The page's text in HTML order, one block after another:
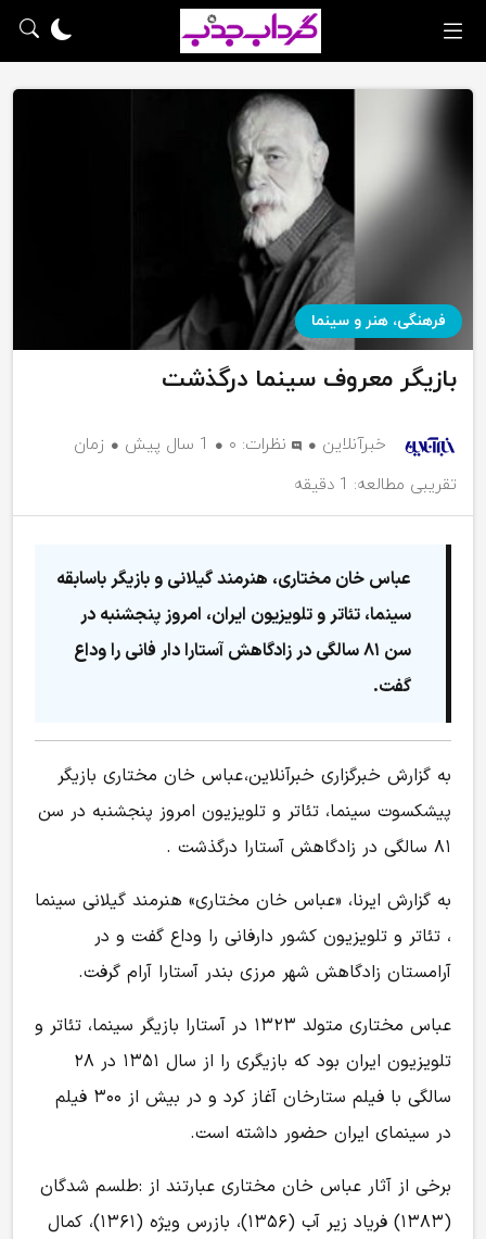
فرهنگی، هنر و سینما
بازیگر معروف سینما درگذشت
خبرآنلاین نظرات: ۰ 1 سال پیش
زمان
تقریبی مطالعه: 1 دقیقه
عباس خان مختاری، هنرمند گیلانی و بازیگر باسابقه
سینما، تئاتر و تلویزیون ایران، امروز پنجشنبه در
سن ۸۱ سالگی در زادگاهش آستارا دار فانی را وداع
گفت.
به گزارش خبرگزاری خبرآنلاین، عباس خان مختاری بازیگر
پیشکسوت سینما، تئاتر و تلویزیون امروز پنجشنبه در سن
۸۱ سالگی در زادگاهش آستارا درگذشت .
به گزارش ایرنا، «عباس خان مختاری» هنرمند گیلانی سینما
، تئاتر و تلویزیون کشور دارفانی را وداع گفت و در
آرامستان زادگاهش شهر مرزی بندر آستارا آرام گرفت.
عباس مختاری متولد ۱۳۲۳ در آستارا بازیگر سینما، تئاتر و
تلویزیون ایران بود که بازیگری را از سال ۱۳۵۱ در ۲۸
سالگی با فیلم ستارخان آغاز کرد و در بیش از ۳۰۰ فیلم
در سینمای ایران حضور داشته است.
برخی از آثار عباس خان مختاری عبارتند از :طلسم شدگان
(۱۳۸۳) فریاد زیر آب (۱۳۵۶)، بازرس ویژه (۱۳۶۱)، کمال